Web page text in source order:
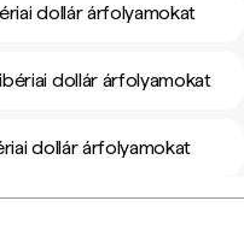
dollár árfolyamokat
dollár árfolyamokat
dollár árfolyamokat